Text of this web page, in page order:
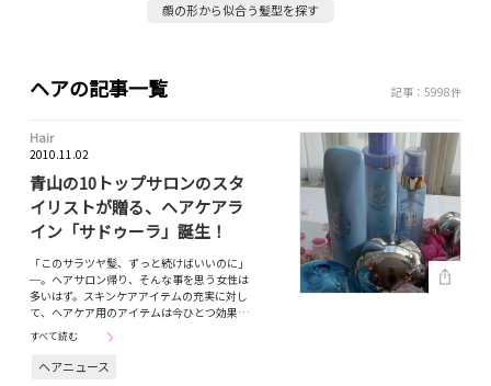
顔の形から似合う髪型を探す
ヘアの記事一覧 記事：5998件
Hair
2010.11.02
青山の10トップサロンのスタ
イリストが贈る、ヘアケアラ
イン「サドゥーラ」誕生！
「このサラツヤ髪、ずっと続けばいいのに」
─。ヘアサロン帰り、そんな事を思う女性は
多いはず。スキンケアアイテムの充実に対し
て、ヘアケア用のアイテムは今ひとつ効果…
すべて読む
ヘアニュース